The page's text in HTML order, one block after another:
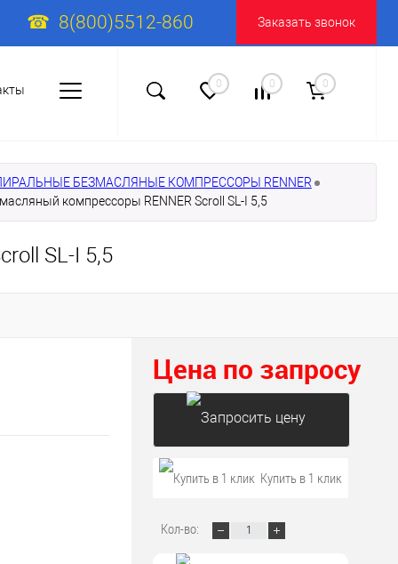
8(800)5512-860 Заказать звонок
0 0 0
БЕЗМАСЛЯНЫЕ КОМПРЕССОРЫ RENNER
компрессоры RENNER Scroll SL-I 5,5
SL-I 5,5
Цена по запросу
Запросить цену
Купить в 1 клик
Кол-во: